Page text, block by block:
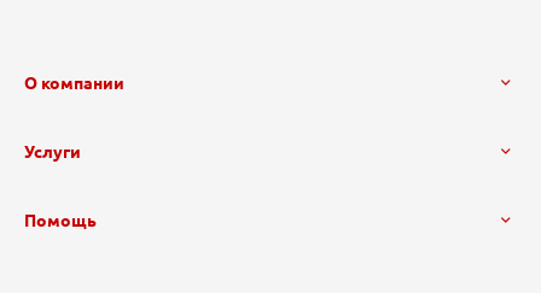
О компании
Услуги
Помощь